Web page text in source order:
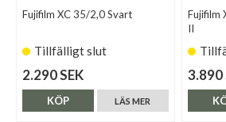
Fujifilm XC 35/2,0 Svart
Tillfälligt slut
2.290 SEK
LÄS MER
KÖP
Fujifilm
II
3.890